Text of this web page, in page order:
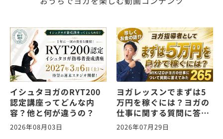
イシュタヨガのRYT200
認定講座ってどんな内
容？他と何が違うの？
2026年08月03日
ヨガレッスンでまずは5
万円を稼ぐには？ヨガの
仕事に関する質問に答え
ます！vol.265
2026年07月29日